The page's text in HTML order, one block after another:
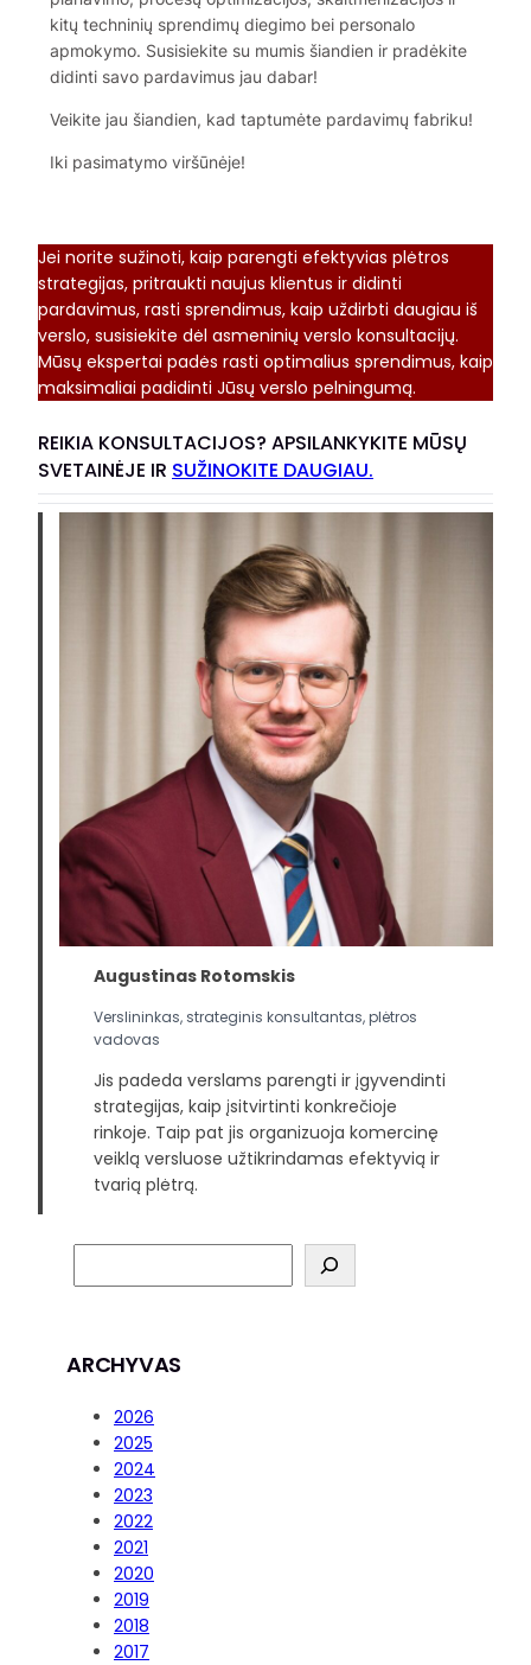
kitų techninių sprendimų diegimo bei personalo
apmokymo. Susisiekite su mumis šiandien ir pradėkite
didinti savo pardavimus jau dabar!
Veikite jau šiandien, kad taptumėte pardavimų fabriku!
Iki pasimatymo viršūnėje!
Jei norite sužinoti, kaip parengti efektyvias plėtros
strategijas, pritraukti naujus klientus ir didinti
pardavimus, rasti sprendimus, kaip uždirbti daugiau iš
verslo, susisiekite dėl asmeninių verslo konsultacijų.
Mūsų ekspertai padės rasti optimalius sprendimus, kaip
maksimaliai padidinti Jūsų verslo pelningumą.
REIKIA KONSULTACIJOS? APSILANKYKITE MŪSŲ
SVETAINĖJE IR SUŽINOKITE DAUGIAU.
Augustinas Rotomskis
Verslininkas, strateginis konsultantas, plėtros
vadovas
Jis padeda verslams parengti ir įgyvendinti
strategijas, kaip įsitvirtinti konkrečioje
rinkoje. Taip pat jis organizuoja komercinę
veiklą versluose užtikrindamas efektyvią ir
tvarią plėtrą.
ARCHYVAS
2026
2025
2024
2023
2022
2021
2020
2019
2018
2017